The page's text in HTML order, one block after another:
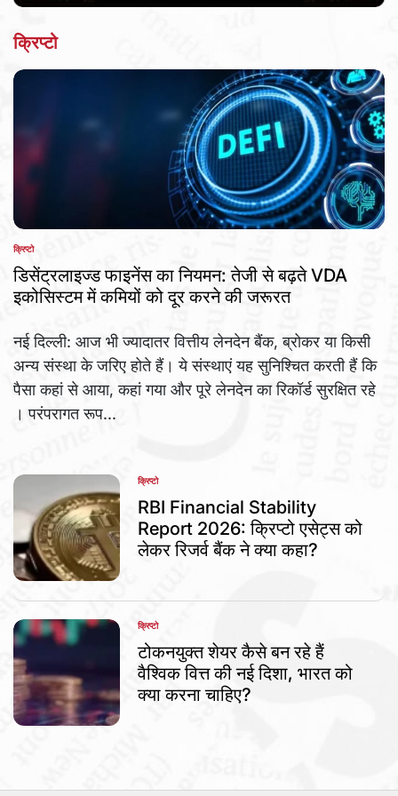
क्रिप्टो
POSTED
IN
क्रिप्टो
डिसेंट्रलाइज्ड फाइनेंस का नियमन: तेजी से बढ़ते VDA
इकोसिस्टम में कमियों को दूर करने की जरूरत
नई दिल्ली: आज भी ज्यादातर वित्तीय लेनदेन बैंक, ब्रोकर या किसी
अन्य संस्था के जरिए होते हैं। ये संस्थाएं यह सुनिश्चित करती हैं कि
पैसा कहां से आया, कहां गया और पूरे लेनदेन का रिकॉर्ड सुरक्षित रहे
। परंपरागत रूप...
POSTED
IN
क्रिप्टो
RBI Financial Stability
Report 2026: क्रिप्टो एसेट्स को
लेकर रिजर्व बैंक ने क्या कहा?
POSTED
IN
क्रिप्टो
टोकनयुक्त शेयर कैसे बन रहे हैं
वैश्विक वित्त की नई दिशा, भारत को
क्या करना चाहिए?